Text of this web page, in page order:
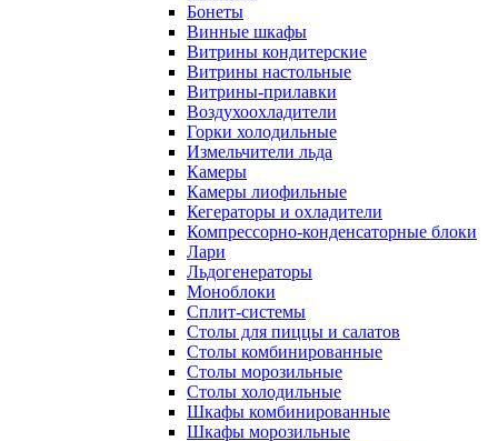
Бонеты
Винные шкафы
Витрины кондитерские
Витрины настольные
Витрины-прилавки
Воздухоохладители
Горки холодильные
Измельчители льда
Камеры
Камеры лиофильные
Кегераторы и охладители
Компрессорно-конденсаторные блоки
Лари
Льдогенераторы
Моноблоки
Сплит-системы
Столы для пиццы и салатов
Столы комбинированные
Столы морозильные
Столы холодильные
Шкафы комбинированные
Шкафы морозильные